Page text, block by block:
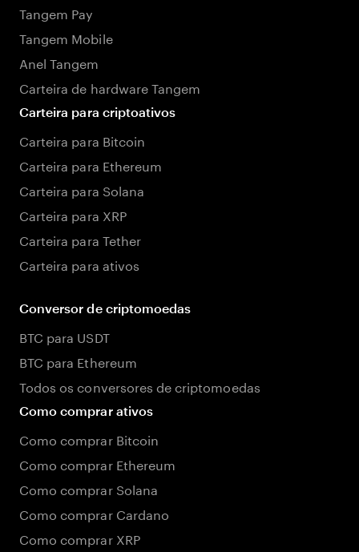
Tangem Pay
Tangem Mobile
Anel Tangem
Carteira de hardware Tangem
Carteira para criptoativos
Carteira para Bitcoin
Carteira para Ethereum
Carteira para Solana
Carteira para XRP
Carteira para Tether
Carteira para ativos
Conversor de criptomoedas
BTC para USDT
BTC para Ethereum
Todos os conversores de criptomoedas
Como comprar ativos
Como comprar Bitcoin
Como comprar Ethereum
Como comprar Solana
Como comprar Cardano
Como comprar XRP